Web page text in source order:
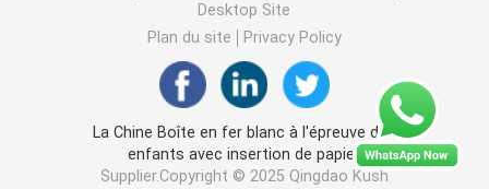
Seringue en verre Luer Lock
Empaquetez pré la boîte de petit pain
Emballage de la cartouche vape
Desktop Site
Plan du site
Privacy Policy
La Chine Boîte en fer blanc à l'épreuve des
enfants avec insertion de papier
Supplier.Copyright © 2025 Qingdao Kush